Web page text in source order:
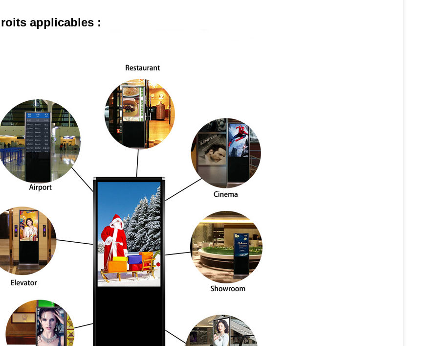
applicables :